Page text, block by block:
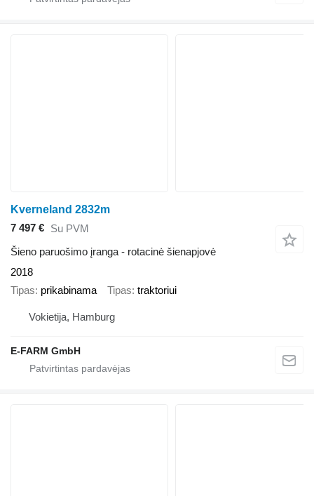
Kverneland 2832m
7 497 € Su PVM
Šieno paruošimo įranga - rotacinė šienapjovė
2018
Tipas prikabinama Tipas traktoriui
Vokietija, Hamburg
E-FARM GmbH